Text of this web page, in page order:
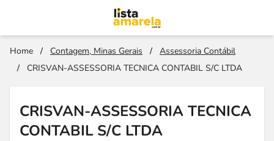
Home / Contagem, Minas Gerais /
Assessoria Contábil
/
CRISVAN-ASSESSORIA TECNICA CONTABIL S/C LTDA
CRISVAN-ASSESSORIA TECNICA
CONTABIL S/C LTDA